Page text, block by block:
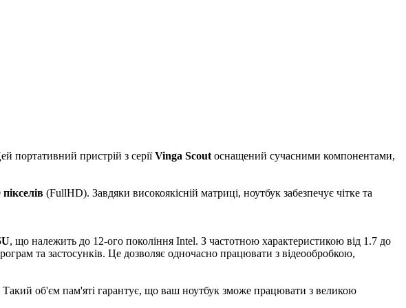
портативний пристрій з серіїVinga Scout оснащений сучасними компонентами,
(FullHD). Завдяки високоякісній матриці, ноутбук забезпечує чітке та
, що належить до 12-ого покоління Intel. З частотною характеристикою від 1.7 до
та застосунків. Це дозволяє одночасно працювати з відеообробкою,
Такий об'єм пам'яті гарантує, що ваш ноутбук зможе працювати з великою